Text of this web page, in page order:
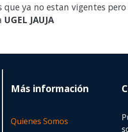
que ya no estan vigentes
UGEL JAUJA
Más información
Quienes Somos